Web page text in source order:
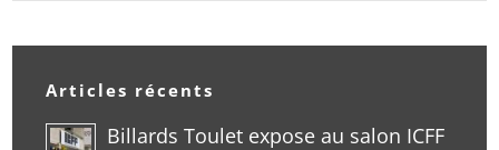
Articles récents
Billards Toulet expose au salon ICFF